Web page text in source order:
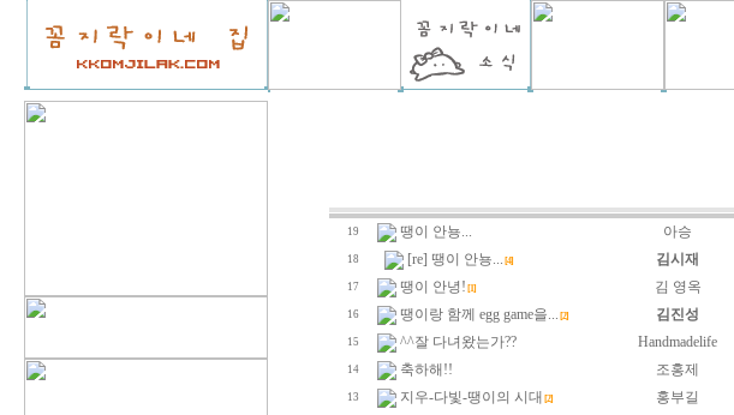
19 땡이 안뇽... 아승
18 [re] 땡이 안뇽... [4] 김시재
17 땡이 안녕! [1] 김 영옥
16 땡이랑 함께 egg game을... [2] 김진성
15 ^^잘 다녀왔는가?? Handmadelife
14 축하해!! 조홍제
13 지우-다빛-땡이의 시대 [2] 홍부길